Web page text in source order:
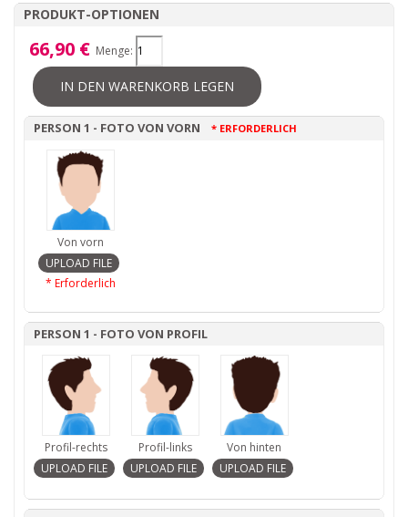
PRODUKT-OPTIONEN
66,90 € Menge:
IN DEN WARENKORB LEGEN
PERSON 1 - FOTO VON VORN * ERFORDERLICH
Von vorn
* Erforderlich
PERSON 1 - FOTO VON PROFIL
Profil-rechts Profil-links Von hinten